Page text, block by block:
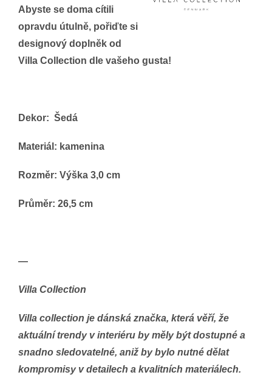
Abyste se doma cítili
opravdu útulně, pořiďte si
designový doplněk od
Villa Collection dle vašeho gusta!
Dekor: Šedá
Materiál: kamenina
Rozměr: Výška 3,0 cm
Průměr: 26,5 cm
—
Villa Collection
Villa collection je dánská značka, která věří, že
aktuální trendy v interiéru by měly být dostupné a
snadno sledovatelné, aniž by bylo nutné dělat
kompromisy v detailech a kvalitních materiálech.